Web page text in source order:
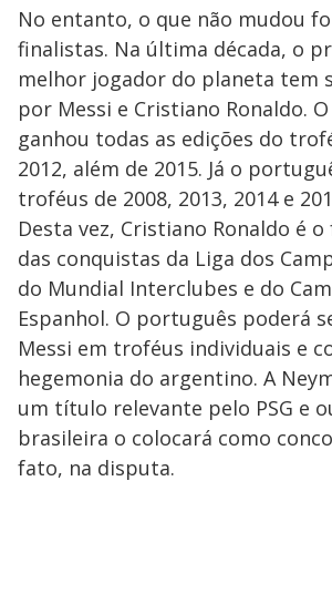
No entanto, o que não mudou
finalistas. Na última década, o
melhor jogador do planeta tem
por Messi e Cristiano Ronaldo.
ganhou todas as edições do
2012, além de 2015. Já o
troféus de 2008, 2013, 2014 e
Desta vez, Cristiano Ronaldo é
das conquistas da Liga dos
do Mundial Interclubes e do
Espanhol. O português poderá
Messi em troféus individuais e
hegemonia do argentino. A
um título relevante pelo PSG e
brasileira o colocará como
fato, na disputa.